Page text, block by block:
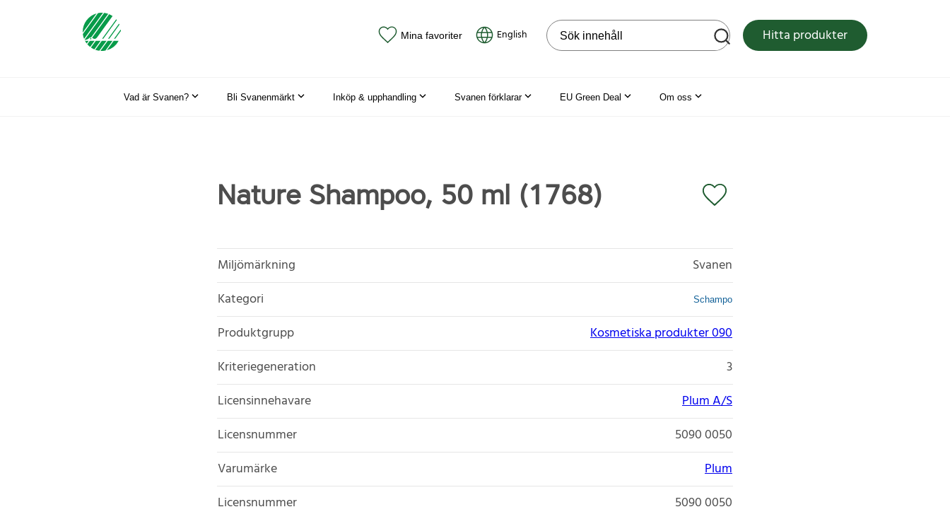
Mina favoriter English Sök på webbplatsen Hitta produkter
Vad är Svanen? Bli Svanenmärkt Inköp & upphandling Svanen förklarar EU Green Deal Om oss
Nature Shampoo, 50 ml (1768)
Miljömärkning
Svanen
Kategori
Schampo
Produktgrupp
Kosmetiska produkter 090
Kriteriegeneration
3
Licensinnehavare
Plum A/S
Licensnummer
5090 0050
Varumärke
Plum
Licensnummer
5090 0050